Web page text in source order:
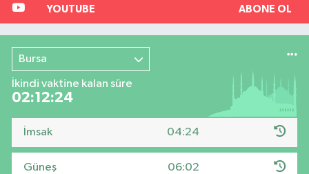
YOUTUBE ABONE OL
Bursa
İkindi vaktine kalan süre
02:12:24
İmsak 04:24
Güneş 06:02